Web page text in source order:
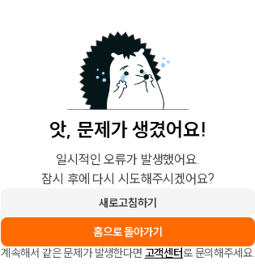
앗, 문제가 생겼어요!
일시적인 오류가 발생했어요.
잠시 후에 다시 시도해주시겠어요?
새로고침하기
홈으로 돌아가기
계속해서 같은 문제가 발생한다면 고객센터로 문의해주세요.